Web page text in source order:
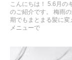
こんにちは！ 5.6月の
のご紹介です。 梅雨
期でもまとまる髪に変
メニューで